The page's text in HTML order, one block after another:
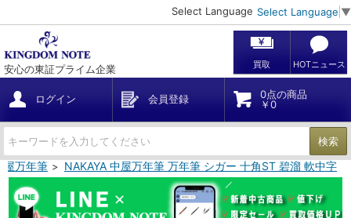
Select Language Select Language ▼
安心の東証プライム企業 買取 HOTニュース
ログイン 会員登録
0点の商品
￥0
検索
屋万年筆 NAKAYA 中屋万年筆 万年筆 シガー 十角ST 碧溜 軟中字